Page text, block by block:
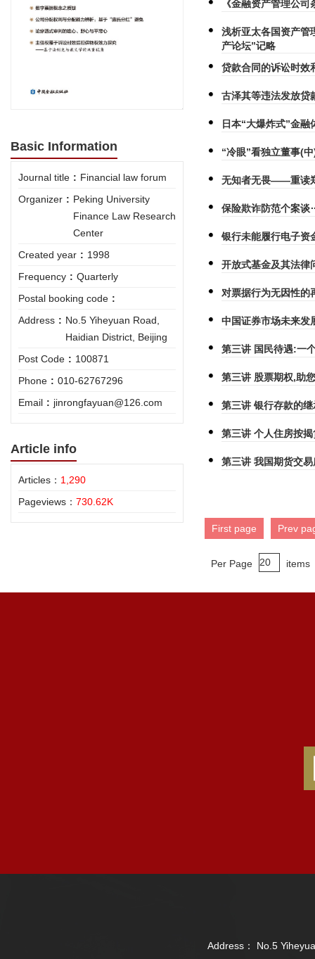
Basic Information
Journal title : Financial law forum
Organizer : Peking University
Finance Law Research
Center
Created year : 1998
Frequency : Quarterly
Postal booking code :
Address : No.5 Yiheyuan Road,
Haidian District, Beijing
Post Code : 100871
Phone : 010-62767296
Email : jinrongfayuan@126.com
Article info
Articles： 1,290
Pageviews： 730.62K
《金融资产管理公司
浅析亚太各国资产
产论坛”记略
贷款合同的诉讼时效
古泽其等违法发放贷
日本“大爆炸式”金
“冷眼”看独立董事(
无知者无畏——重读
保险欺诈防范个案谈
银行未能履行电子资
开放式基金及其法律
对票据行为无因性的
中国证券市场未来发
第三讲 国民待遇:一
第三讲 股票期权,助
第三讲 银行存款的
第三讲 个人住房按
第三讲 我国期货交
First page Prev
Per Page items
Address： No.5